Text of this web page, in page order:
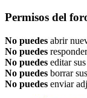
Permisos del
No puedes abrir
No puedes
No puedes editar
No puedes borrar
No puedes enviar